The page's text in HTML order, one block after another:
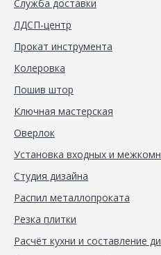
Служба доставки
ЛДСП-центр
Прокат инструмента
Колеровка
Пошив штор
Ключная мастерская
Оверлок
Установка входных и
Студия дизайна
Распил металлопроката
Резка плитки
Расчёт кухни и составление